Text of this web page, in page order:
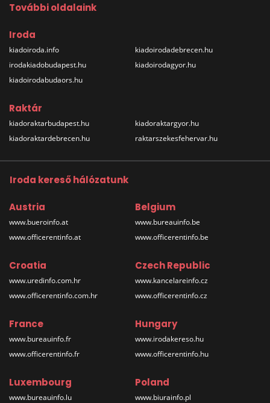
További oldalaink
Iroda
kiadoiroda.info
irodakiadobudapest.hu
kiadoirodabudaors.hu
kiadoirodadebrecen.hu
kiadoirodagyor.hu
Raktár
kiadoraktarbudapest.hu
kiadoraktardebrecen.hu
kiadoraktargyor.hu
raktarszekesfehervar.hu
Iroda kereső hálózatunk
Austria
www.bueroinfo.at
www.officerentinfo.at
Belgium
www.bureauinfo.be
www.officerentinfo.be
Croatia
www.uredinfo.com.hr
www.officerentinfo.com.hr
Czech Republic
www.kancelareinfo.cz
www.officerentinfo.cz
France
www.bureauinfo.fr
www.officerentinfo.fr
Hungary
www.irodakereso.hu
www.officerentinfo.hu
Luxembourg
www.bureauinfo.lu
Poland
www.biurainfo.pl